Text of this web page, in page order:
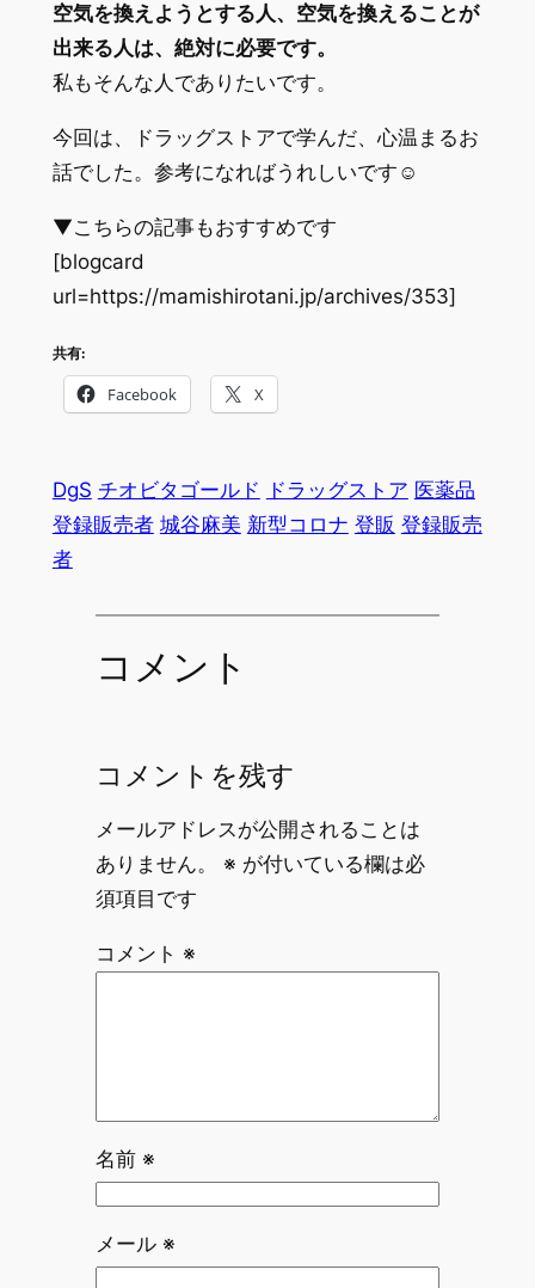
空気を換えようとする人、空気を換えることが
出来る人は、絶対に必要です。
私もそんな人でありたいです。
今回は、ドラッグストアで学んだ、心温まるお
話でした。参考になればうれしいです☺
▼こちらの記事もおすすめです
[blogcard
url=https://mamishirotani.jp/archives/353]
共有:
Facebook X
DgS チオビタゴールド ドラッグストア 医薬品
登録販売者 城谷麻美 新型コロナ 登販 登録販売
者
コメント
コメントを残す
メールアドレスが公開されることは
ありません。
※ が付いている欄は必
須項目です
コメント ※
名前 ※
メール ※